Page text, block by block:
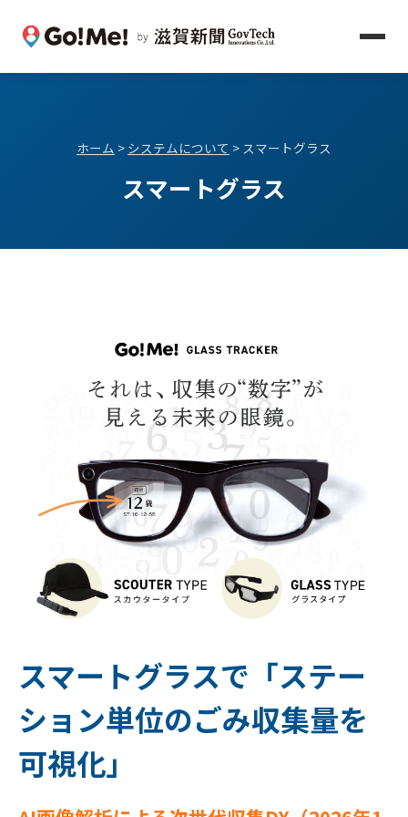
ホーム > システムについて > スマートグラス
スマートグラス
スマートグラスで「ステー
ション単位のごみ収集量を
可視化」